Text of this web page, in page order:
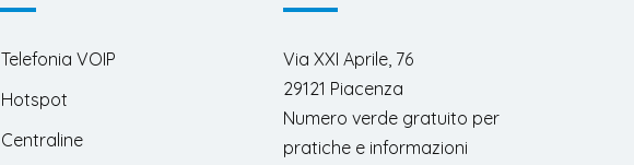
Telefonia VOIP
Hotspot
Centraline
Via XXI Aprile, 76
29121 Piacenza
Numero verde gratuito per
pratiche e informazioni